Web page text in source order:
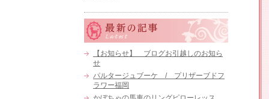
【お知らせ】 ブログお引越しのお知ら
せ
パルタージュブーケ / プリザーブドフ
ラワー福岡